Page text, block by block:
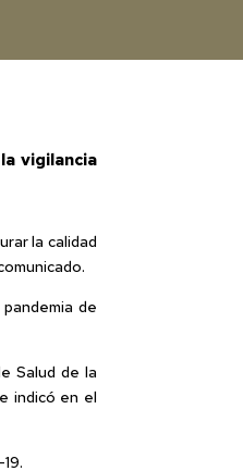
vigilancia
la calidad
de
Salud de la
indicó en el